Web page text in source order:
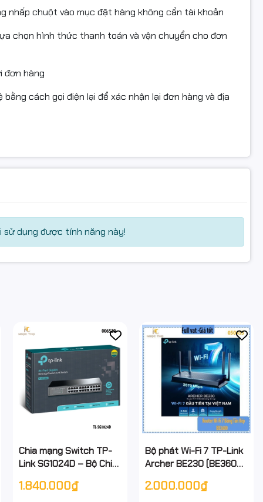
giá trị sử dụng.
nhấp chuột vào mục đặt hàng không cần tài khoản
chọn hình thức thanh toán và vận chuyển cho đơn
đơn hàng
cách gọi điện lại để xác nhận lại đơn hàng và địa
sử dụng được tính năng này!
Chia mạng Switch TP-
Link SG1024D – Bộ Chia
Gigabit
1.840.000₫
Bộ phát Wi-Fi 7 TP-Link
Archer BE230 (BE3600)
Band – 2.5Gbps – wifi 7
2.000.000₫